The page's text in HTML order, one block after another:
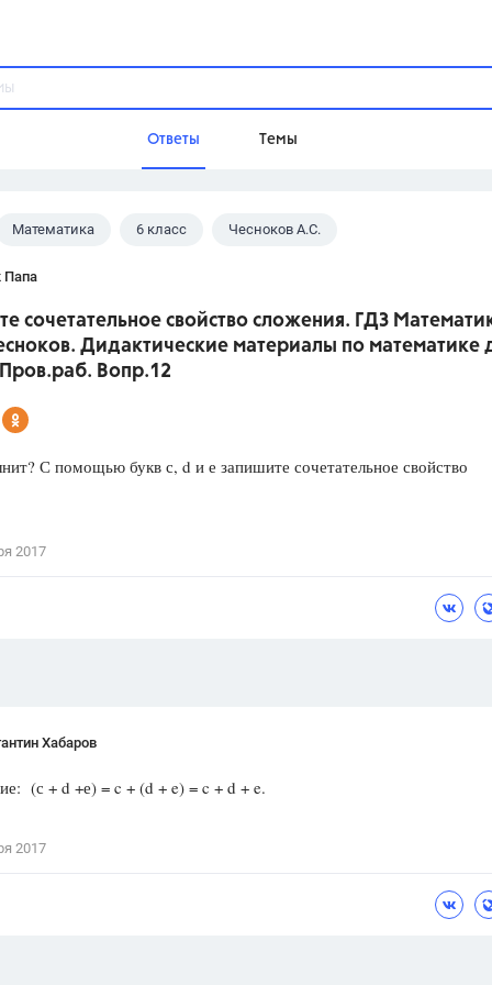
Ответы Темы
Домашнее задание
Разумовская М.М.,Габриелян
Красота,
Математика 6 класс Чесноков А.С.
сочетательное свойство сложения. ГДЗ
Дидактические материалы по математике
Пров.раб. Вопр.12
С помощью букв с, d и е запишите сочетательное свойство
2017
Хабаров
(с + d +е) = c + (d + e) = c + d + e.
2017